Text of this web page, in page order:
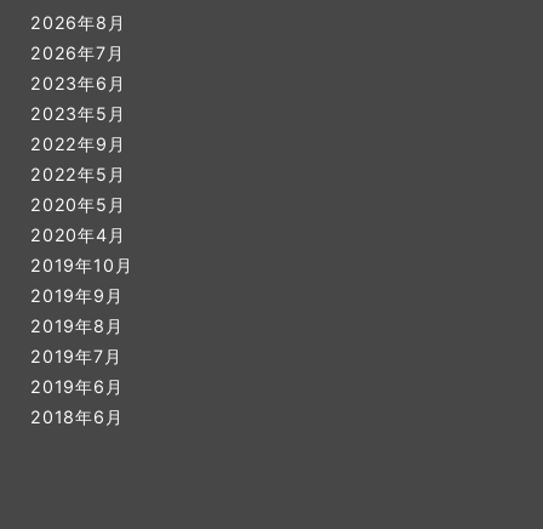
2026年8月
2026年7月
2023年6月
2023年5月
2022年9月
2022年5月
2020年5月
2020年4月
2019年10月
2019年9月
2019年8月
2019年7月
2019年6月
2018年6月